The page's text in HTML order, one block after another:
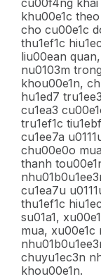
cu00f4ng khai
khu00e1c
cho cu00e1c
thu1ef1c
liu00ean
nu0103m
khou00e1n,
hu1ed7
cu1ea3
tru1ef1c
cu1ee7a
chu00e0o
thanh
cu1ea7u
thu1ef1c
su01a1,
mua, xu00e1c
chuyu1ec3n
khou00e1n.